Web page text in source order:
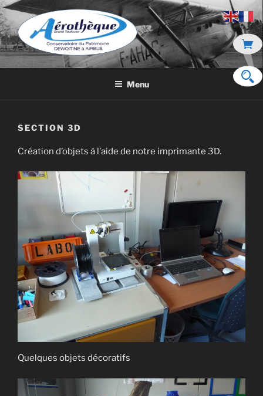
Aller
au
contenu
principal
DE DEWOITINE À AIRBUS
Menu
SECTION 3D
Création d’objets à l’aide de notre imprimante 3D.
Quelques objets décoratifs